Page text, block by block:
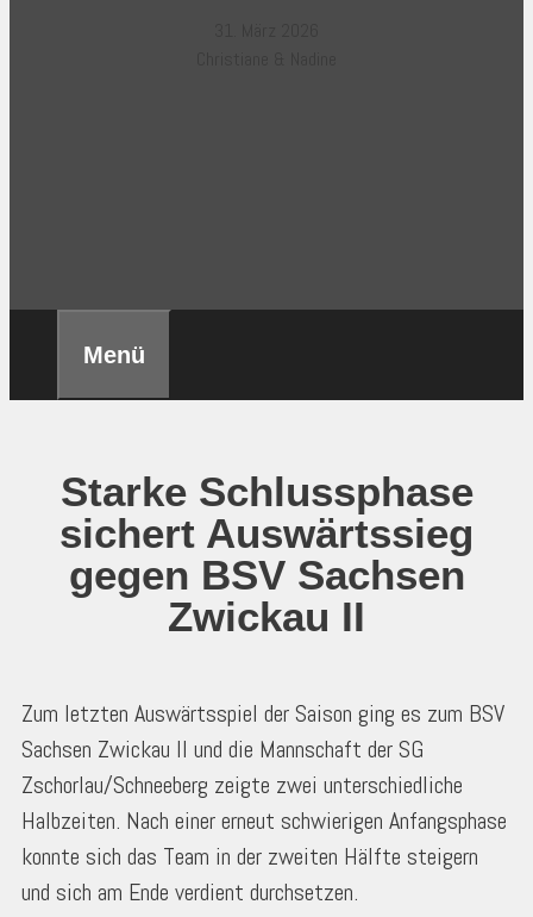
Menü
Starke Schlussphase
sichert Auswärtssieg
gegen BSV Sachsen
Zwickau II
Zum letzten Auswärtsspiel der Saison ging es zum BSV
Sachsen Zwickau II und die Mannschaft der SG
Zschorlau/Schneeberg zeigte zwei unterschiedliche
Halbzeiten. Nach einer erneut schwierigen Anfangsphase
konnte sich das Team in der zweiten Hälfte steigern
und sich am Ende verdient durchsetzen.